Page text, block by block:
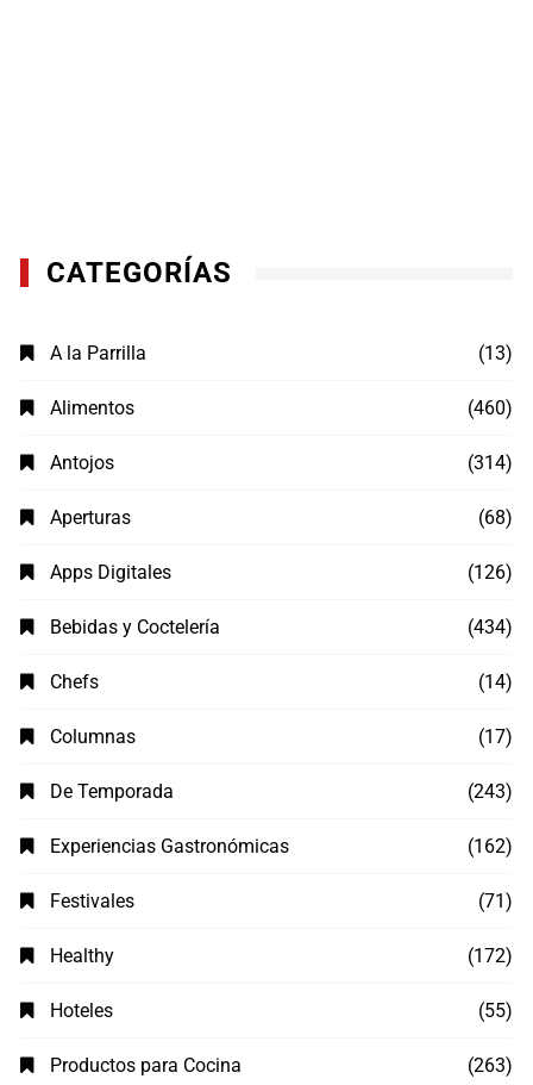
CATEGORÍAS
A la Parrilla (13)
Alimentos (460)
Antojos (314)
Aperturas (68)
Apps Digitales (126)
Bebidas y Coctelería (434)
Chefs (14)
Columnas (17)
De Temporada (243)
Experiencias Gastronómicas (162)
Festivales (71)
Healthy (172)
Hoteles (55)
Productos para Cocina (263)